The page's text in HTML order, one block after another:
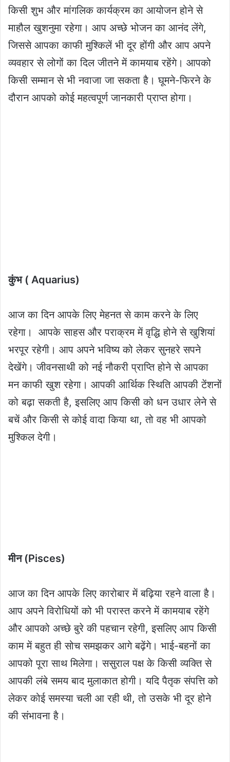
किसी शुभ और मांगलिक कार्यक्रम का आयोजन होने से
माहौल खुशनुमा रहेगा। आप अच्छे भोजन का आनंद लेंगे,
जिससे आपका काफी मुश्किलें भी दूर होंगी और आप अपने
व्यवहार से लोगों का दिल जीतने में कामयाब रहेंगे। आपको
किसी सम्मान से भी नवाजा जा सकता है। घूमने-फिरने के
दौरान आपको कोई महत्वपूर्ण जानकारी प्राप्त होगा।
कुंभ ( Aquarius)
आज का दिन आपके लिए मेहनत से काम करने के लिए
रहेगा। आपके साहस और पराक्रम में वृद्धि होने से खुशियां
भरपूर रहेगी। आप अपने भविष्य को लेकर सुनहरे सपने
देखेंगे। जीवनसाथी को नई नौकरी प्राप्ति होने से आपका
मन काफी खुश रहेगा। आपकी आर्थिक स्थिति आपकी टेंशनों
को बढ़ा सकती है, इसलिए आप किसी को धन उधार लेने से
बचें और किसी से कोई वादा किया था, तो वह भी आपको
मुश्किल देगी।
मीन (Pisces)
आज का दिन आपके लिए कारोबार में बढ़िया रहने वाला है।
आप अपने विरोधियों को भी परास्त करने में कामयाब रहेंगे
और आपको अच्छे बुरे की पहचान रहेगी, इसलिए आप किसी
काम में बहुत ही सोच समझकर आगे बढ़ेंगे। भाई-बहनों का
आपको पूरा साथ मिलेगा। ससुराल पक्ष के किसी व्यक्ति से
आपकी लंबे समय बाद मुलाकात होगी। यदि पैतृक संपत्ति को
लेकर कोई समस्या चली आ रही थी, तो उसके भी दूर होने
की संभावना है।